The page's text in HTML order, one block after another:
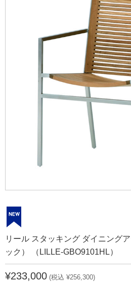
リール スタッキング ダイニング
ック） （LILLE-GBO9101HL）
¥233,000 (税込 ¥256,300)